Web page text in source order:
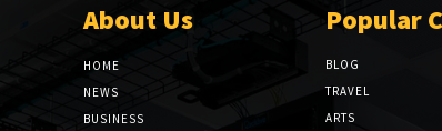
About Us
HOME
NEWS
BUSINESS
Popular
BLOG
TRAVEL
ARTS